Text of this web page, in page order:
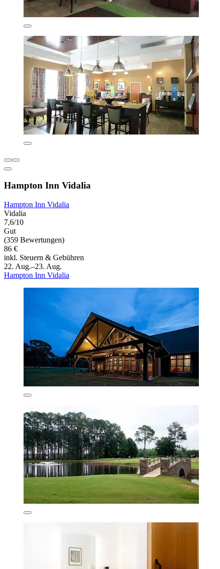
Hampton Inn Vidalia
Hampton Inn Vidalia
Vidalia
7,6/10
Gut
(359 Bewertungen)
86 €
inkl. Steuern & Gebühren
22. Aug.–23. Aug.
Hampton Inn Vidalia